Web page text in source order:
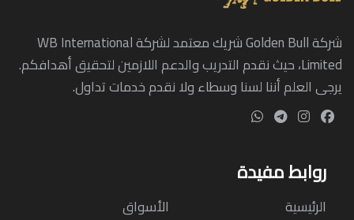
شركة Golden Bull شريك معتمد لشركة WB International
Limited، حيث نقدم التدريب والدعم اللازمين لتحقيق أهدافكم.
يرجى العلم أننا لسنا وسطاء ولا نقدم خدمات تداول.
روابط مفيدة
الرئيسية
الأسواق